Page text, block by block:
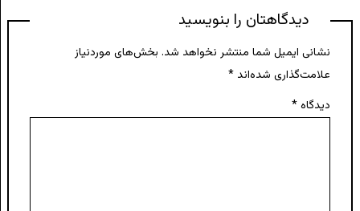
دیدگاهتان را بنویسید
نشانی ایمیل شما منتشر نخواهد شد. بخش‌های موردنیاز
علامت‌گذاری شده‌اند *
دیدگاه*